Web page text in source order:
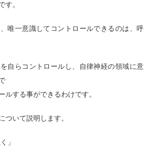
す。
唯一意識してコントロールできるのは、呼
自らコントロールし、自律神経の領域に意
ルする事ができるわけです。
ついて説明します。
」